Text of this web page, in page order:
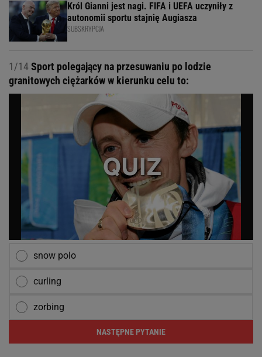
Król Gianni jest nagi. FIFA i UEFA uczyniły z
autonomii sportu stajnię Augiasza
SUBSKRYPCJA
1/14Sport polegający na przesuwaniu po lodzie
granitowych ciężarków w kierunku celu to:
snow polo
curling
zorbing
NASTĘPNE PYTANIE